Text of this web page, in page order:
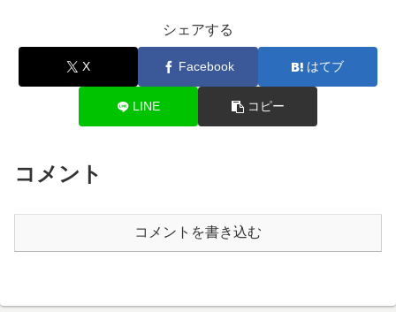
シェアする
X Facebook はてブ
LINE コピー
コメント
コメントを書き込む